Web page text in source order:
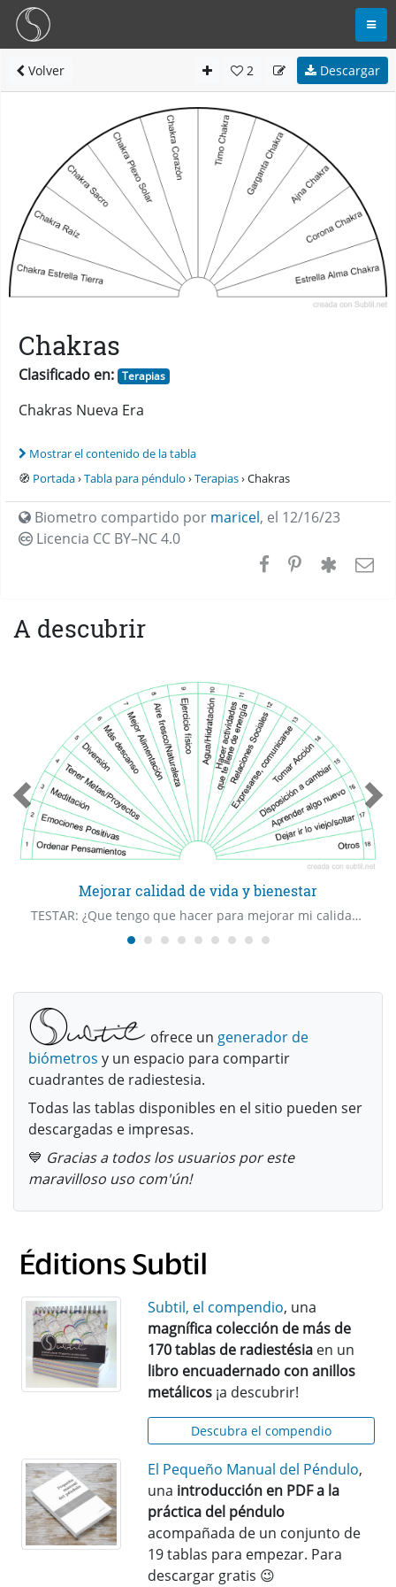
Volver 2 Descargar
Chakras
Clasificado en: Terapias
Chakras Nueva Era
Mostrar el contenido de la tabla
🧭 Portada›Tabla para péndulo ›Terapias› Chakras
Biometro compartido por maricel, el 12/16/23
Licencia CC BY–NC 4.0
A descubrir
Mejorar calidad de vida y bienestar
TESTAR: ¿Que tengo que hacer para mejorar mi calidad de vida y bienestar?
ofrece un generador de
biómetros y un espacio para compartir
cuadrantes de radiestesia.
Todas las tablas disponibles en el sitio pueden ser
descargadas e impresas.
💙 Gracias a todos los usuarios por este
maravilloso uso com'ún!
Subtil, el compendio, una
magnífica colección de más de
170 tablas de radiestésia en un
libro encuadernado con anillos
metálicos ¡a descubrir!
Descubra el compendio
El Pequeño Manual del Péndulo,
una introducción en PDF a la
práctica del péndulo
acompañada de un conjunto de
19 tablas para empezar. Para
descargar gratis 😉